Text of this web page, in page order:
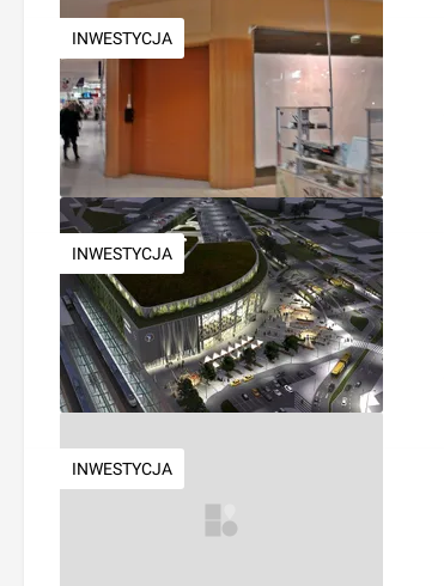
INWESTYCJA
INWESTYCJA
INWESTYCJA